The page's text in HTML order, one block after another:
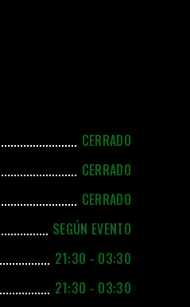
CERRADO
CERRADO
CERRADO
SEGÚN EVENTO
21:30 - 03:30
21:30 - 03:30